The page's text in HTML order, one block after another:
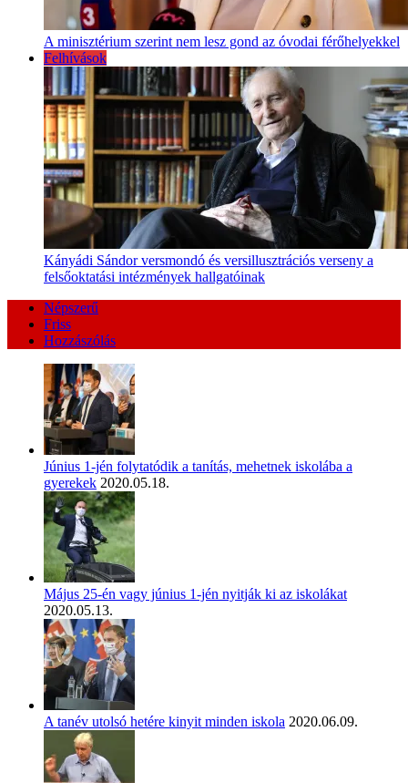
A minisztérium szerint nem lesz gond az óvodai férőhelyekkel
Felhívások
Kányádi Sándor versmondó és versillusztrációs verseny a
felsőoktatási intézmények hallgatóinak
Népszerű
Friss
Hozzászólás
Június 1-jén folytatódik a tanítás, mehetnek iskolába a
gyerekek 2020.05.18.
Május 25-én vagy június 1-jén nyitják ki az iskolákat
2020.05.13.
A tanév utolsó hetére kinyit minden iskola 2020.06.09.